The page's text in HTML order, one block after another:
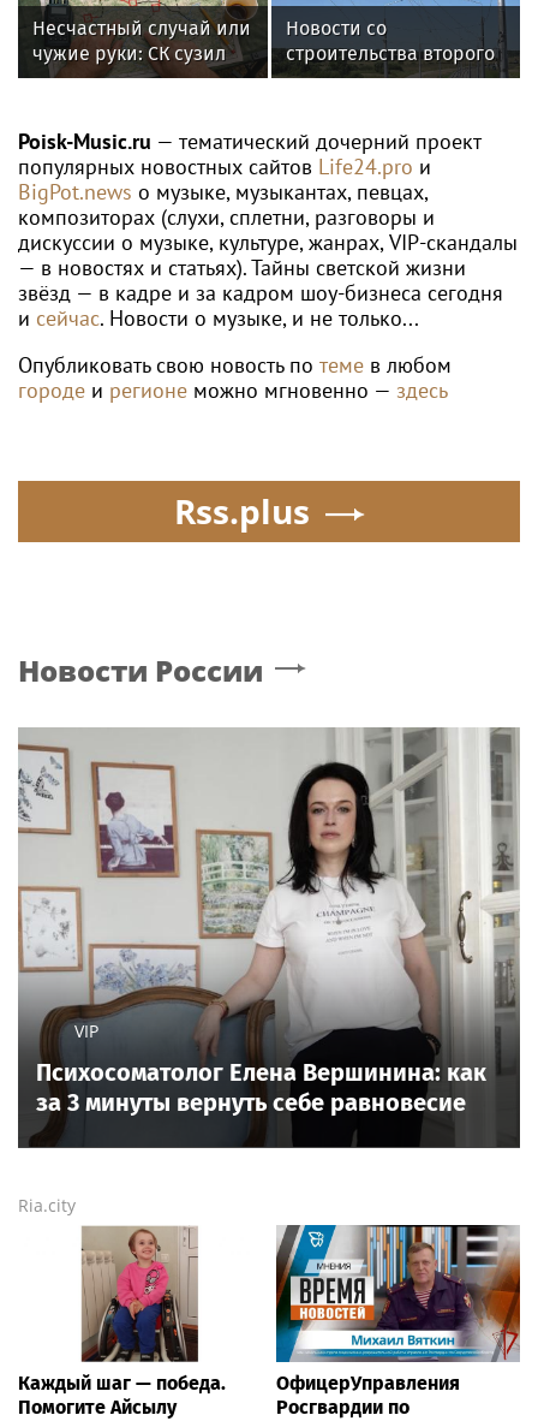
Несчастный случай или
чужие руки: СК сузил
загадку Усольцевых до
Новости со
строительства второго
этапа линии
Poisk-Music.ru — тематический дочерний проект
популярных новостных сайтов Life24.pro и
BigPot.news о музыке, музыкантах, певцах,
композиторах (слухи, сплетни, разговоры и
дискуссии о музыке, культуре, жанрах, VIP-скандалы
— в новостях и статьях). Тайны светской жизни
звёзд — в кадре и за кадром шоу-бизнеса сегодня
и сейчас. Новости о музыке, и не только...
Опубликовать свою новость по теме в любом
городе и регионе можно мгновенно — здесь
Rss.plus
Новости России
VIP
Психосоматолог Елена Вершинина: как
за 3 минуты вернуть себе равновесие
Ria.city
Каждый шаг — победа.
Помогите Айсылу
ОфицерУправления
Росгвардии по